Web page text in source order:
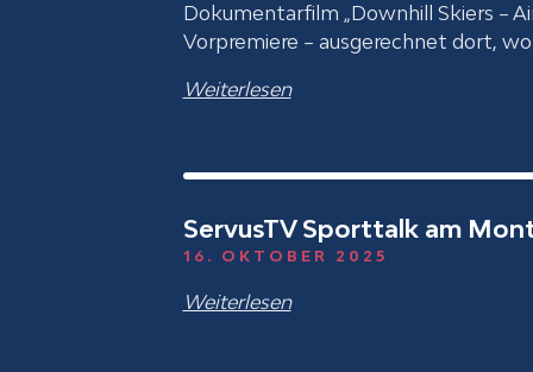
Dokumentarfilm „Downhill Skiers –
Vorpremiere – ausgerechnet dort,
Weiterlesen
ServusTV Sporttalk am
16. OKTOBER 2025
Weiterlesen